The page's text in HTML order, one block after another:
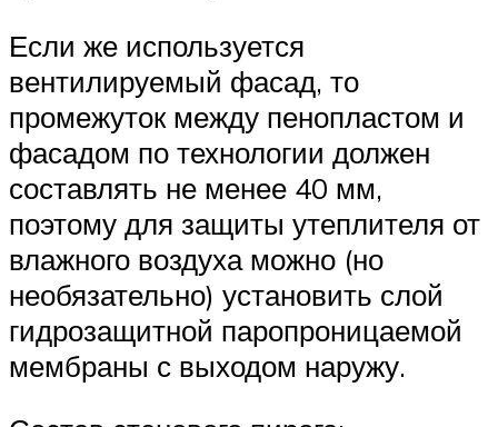
Если же используется
вентилируемый фасад, то
промежуток между пенопластом и
фасадом по технологии должен
составлять не менее 40 мм,
поэтому для защиты утеплителя от
влажного воздуха можно (но
необязательно) установить слой
гидрозащитной паропроницаемой
мембраны с выходом наружу.